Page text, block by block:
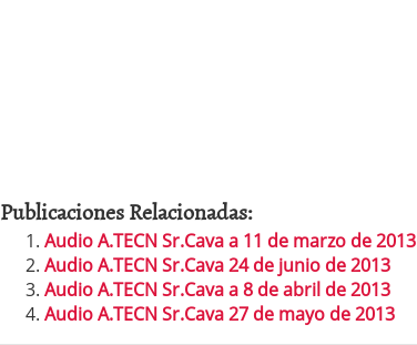
Publicaciones Relacionadas:
Audio A.TECN Sr.Cava a 11 de marzo de 2013
Audio A.TECN Sr.Cava 24 de junio de 2013
Audio A.TECN Sr.Cava a 8 de abril de 2013
Audio A.TECN Sr.Cava 27 de mayo de 2013